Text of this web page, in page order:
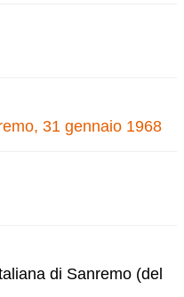
31 gennaio 1968
di Sanremo (del